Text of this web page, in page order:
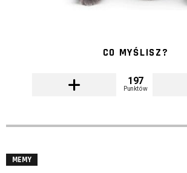
CO MYŚLISZ?
197
Punktów
MEMY